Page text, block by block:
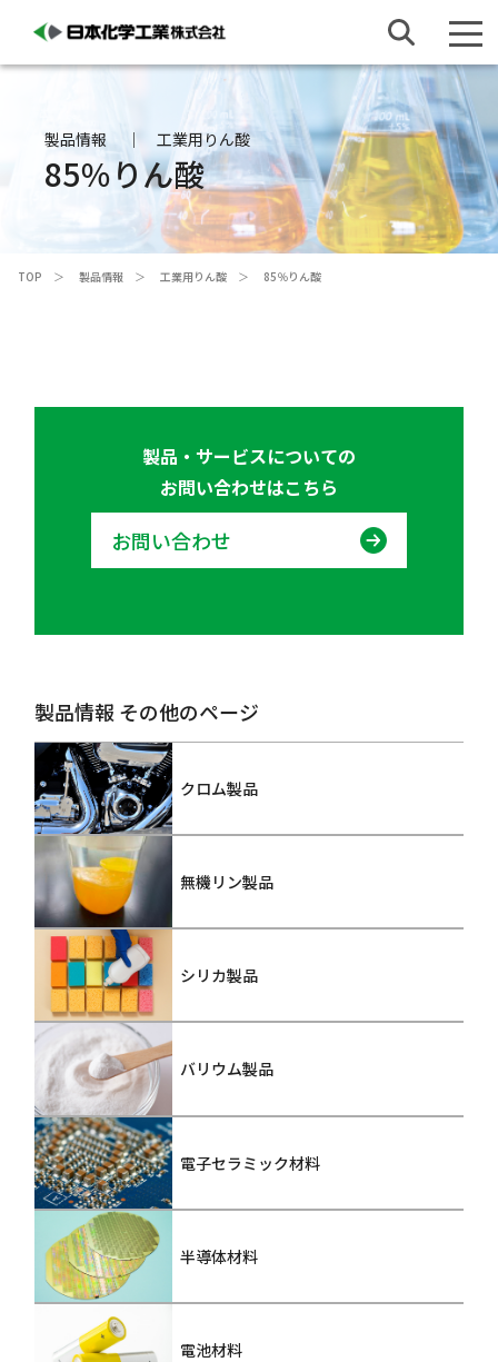
製品情報 工業用りん酸
85％りん酸
TOP 製品情報 工業用りん酸 85％りん酸
製品・サービスについての
お問い合わせはこちら
お問い合わせ
製品情報 その他のページ
クロム製品
無機リン製品
シリカ製品
バリウム製品
電子セラミック材料
半導体材料
電池材料